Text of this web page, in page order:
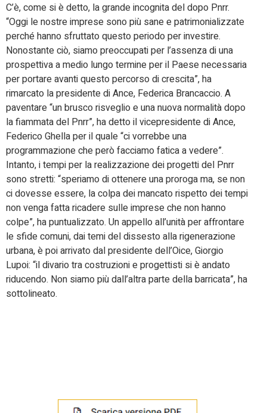
C’è, come si è detto, la grande incognita del dopo Pnrr.
“Oggi le nostre imprese sono più sane e patrimonializzate
perché hanno sfruttato questo periodo per investire.
Nonostante ciò, siamo preoccupati per l’assenza di una
prospettiva a medio lungo termine per il Paese necessaria
per portare avanti questo percorso di crescita”, ha
rimarcato la presidente di Ance, Federica Brancaccio. A
paventare “un brusco risveglio e una nuova normalità dopo
la fiammata del Pnrr”, ha detto il vicepresidente di Ance,
Federico Ghella per il quale “ci vorrebbe una
programmazione che però facciamo fatica a vedere”.
Intanto, i tempi per la realizzazione dei progetti del Pnrr
sono stretti: “speriamo di ottenere una proroga ma, se non
ci dovesse essere, la colpa dei mancato rispetto dei tempi
non venga fatta ricadere sulle imprese che non hanno
colpe”, ha puntualizzato. Un appello all’unità per affrontare
le sfide comuni, dai temi del dissesto alla rigenerazione
urbana, è poi arrivato dal presidente dell’Oice, Giorgio
Lupoi: “il divario tra costruzioni e progettisti si è andato
riducendo. Non siamo più dall’altra parte della barricata”, ha
sottolineato.